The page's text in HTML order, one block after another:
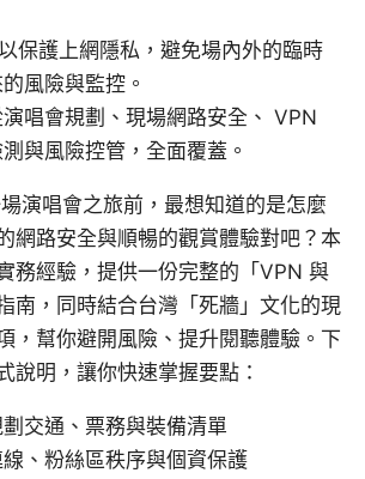
保護上網隱私，避免場內外的臨時
風險與監控。
唱會規劃、現場網路安全、 VPN
與風險控管，全面覆蓋。
演唱會之旅前，最想知道的是怎麼
網路安全與順暢的觀賞體驗對吧？本
務經驗，提供一份完整的「VPN 與
南，同時結合台灣「死牆」文化的現
，幫你避開風險、提升閱聽體驗。下
說明，讓你快速掌握要點：
交通、票務與裝備清單
、粉絲區秩序與個資保護